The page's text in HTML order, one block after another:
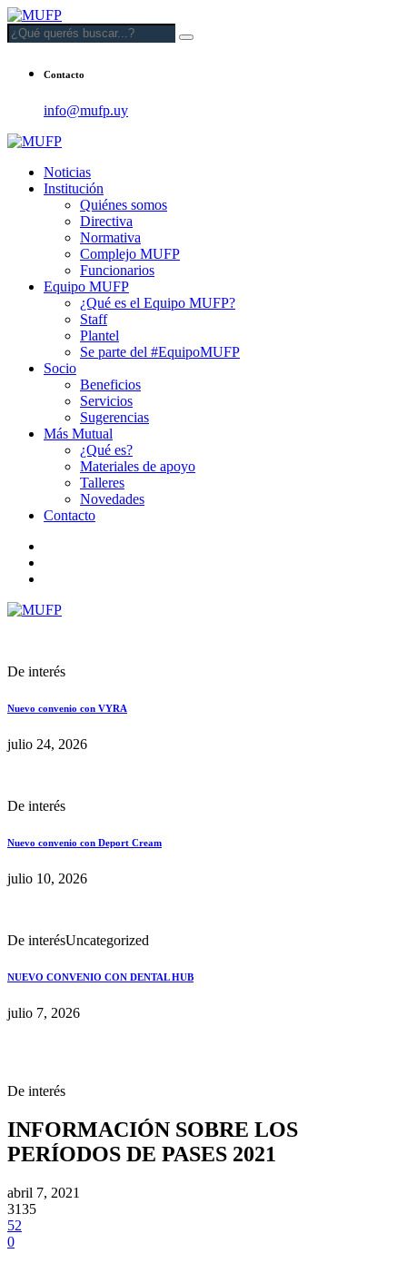
Contacto
info@mufp.uy
Noticias
Institución
Quiénes somos
Directiva
Normativa
Complejo MUFP
Funcionarios
Equipo MUFP
¿Qué es el Equipo MUFP?
Staff
Plantel
Se parte del #EquipoMUFP
Socio
Beneficios
Servicios
Sugerencias
Más Mutual
¿Qué es?
Materiales de apoyo
Talleres
Novedades
Contacto
De interés
Nuevo convenio con VYRA
julio 24, 2026
De interés
Nuevo convenio con Deport Cream
julio 10, 2026
De interésUncategorized
NUEVO CONVENIO CON DENTAL HUB
julio 7, 2026
De interés
INFORMACIÓN SOBRE LOS
PERÍODOS DE PASES 2021
abril 7, 2021
3135
52
0